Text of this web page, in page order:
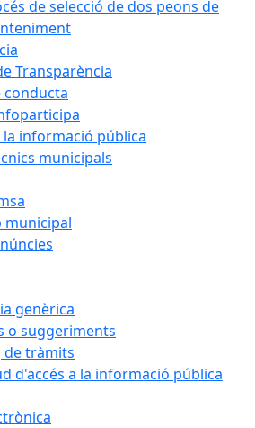
de selecció de dos peons de
Transparència
conducta
la informació pública
municipals
municipal
genèrica
o suggeriments
de tràmits
d'accés a la informació pública